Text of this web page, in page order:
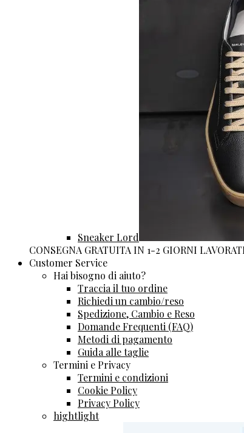
Sneaker Lord
CONSEGNA GRATUITA IN 1-2 GIORNI
Customer Service
Hai bisogno di aiuto?
Traccia il tuo ordine
Richiedi un cambio/reso
Spedizione, Cambio e Reso
Domande Frequenti (FAQ)
Metodi di pagamento
Guida alle taglie
Termini e Privacy
Termini e condizioni
Cookie Policy
Privacy Policy
hightlight